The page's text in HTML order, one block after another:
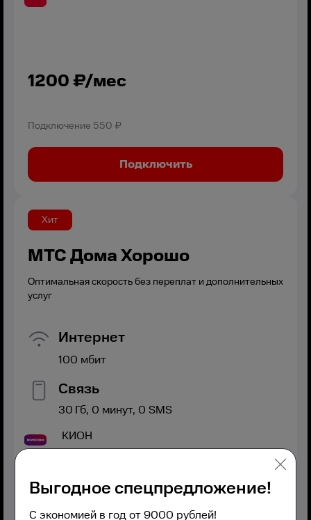
1200 ₽/мес
Подключение 550 ₽
Подключить
Хит
МТС Дома Хорошо
Оптимальная скорость без переплат и дополнительных
услуг
Интернет
100 мбит
Связь
30 Гб, 0 минут, 0 SMS
КИОН
Выгодное спецпредложение!
С экономией в год от 9000 рублей!